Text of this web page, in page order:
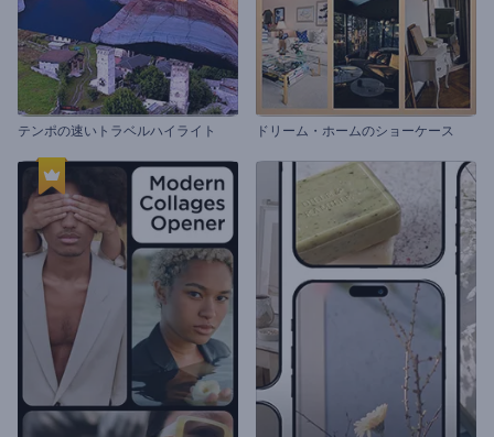
テンポの速いトラベルハイライト ドリーム・ホームのショーケース